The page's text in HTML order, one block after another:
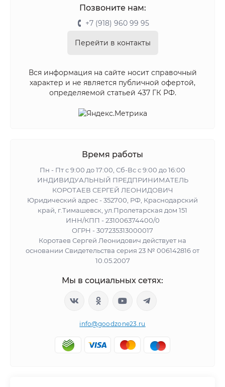
Позвоните нам:
+7 (918) 960 99 95
Перейти в контакты
Вся информация на сайте носит справочный
характер и не является публичной офертой,
определяемой статьей 437 ГК РФ.
Время работы
Пн - Пт с 9:00 до 17:00, Сб-Вс с 9:00 до 16:00
ИНДИВИДУАЛЬНЫЙ ПРЕДПРИНИМАТЕЛЬ
КОРОТАЕВ СЕРГЕЙ ЛЕОНИДОВИЧ
Юридический адрес - 352700, РФ, Краснодарский
край, г.Тимашевск, ул.Пролетарская дом 151
ИНН/КПП - 231006374400/0
ОГРН - 307235313000017
Коротаев Сергей Леонидович действует на
основании Свидетельства серия 23 № 006142816 от
10.05.2007
Мы в социальных сетях:
info@goodzone23.ru